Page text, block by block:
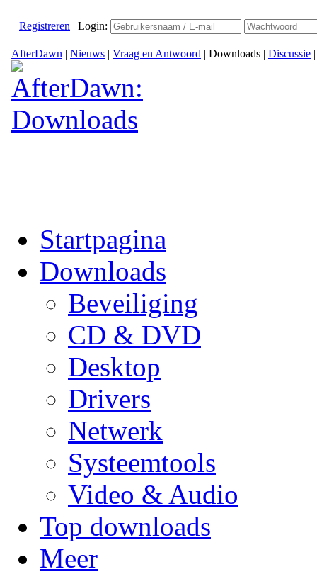
Registreren | Login:
AfterDawn | Nieuws | Vraag en Antwoord | Downloads | Discussie
Startpagina
Downloads
Beveiliging
CD & DVD
Desktop
Drivers
Netwerk
Systeemtools
Video & Audio
Top downloads
Meer